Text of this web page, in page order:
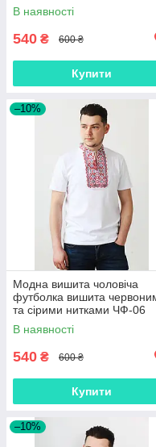
В наявності
540 ₴ 600 ₴
Купити
–10%
Модна вишита чоловіча
футболка вишита
та сірими нитками ЧФ-06
В наявності
540 ₴ 600 ₴
Купити
–10%